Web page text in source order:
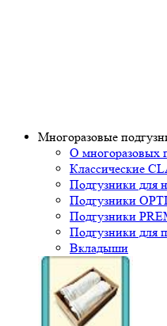
Многоразовые
О многоразовых
Классические
Подгузники для
Подгузники
Подгузники
Подгузники для
Вкладыши